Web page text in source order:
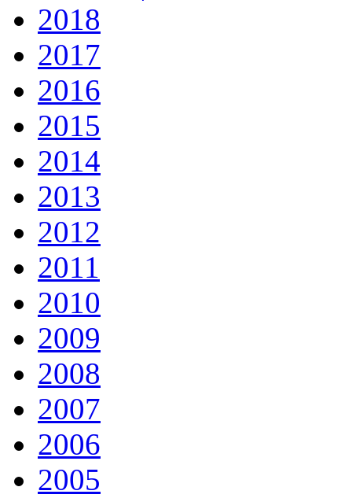
2018
2017
2016
2015
2014
2013
2012
2011
2010
2009
2008
2007
2006
2005